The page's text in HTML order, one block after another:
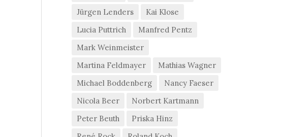
Jürgen Lenders
Kai Klose
Lucia Puttrich
Manfred Pentz
Mark Weinmeister
Martina Feldmayer
Mathias Wagner
Michael Boddenberg
Nancy Faeser
Nicola Beer
Norbert Kartmann
Peter Beuth
Priska Hinz